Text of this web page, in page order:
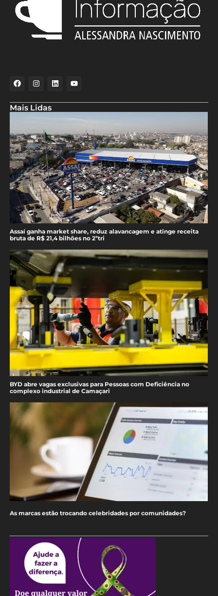
Mais Lidas
Assaí ganha market share, reduz alavancagem e atinge receita
bruta de R$ 21,4 bilhões no 2ºtri
BYD abre vagas exclusivas para Pessoas com Deficiência no
complexo industrial de Camaçari
As marcas estão trocando celebridades por comunidades?